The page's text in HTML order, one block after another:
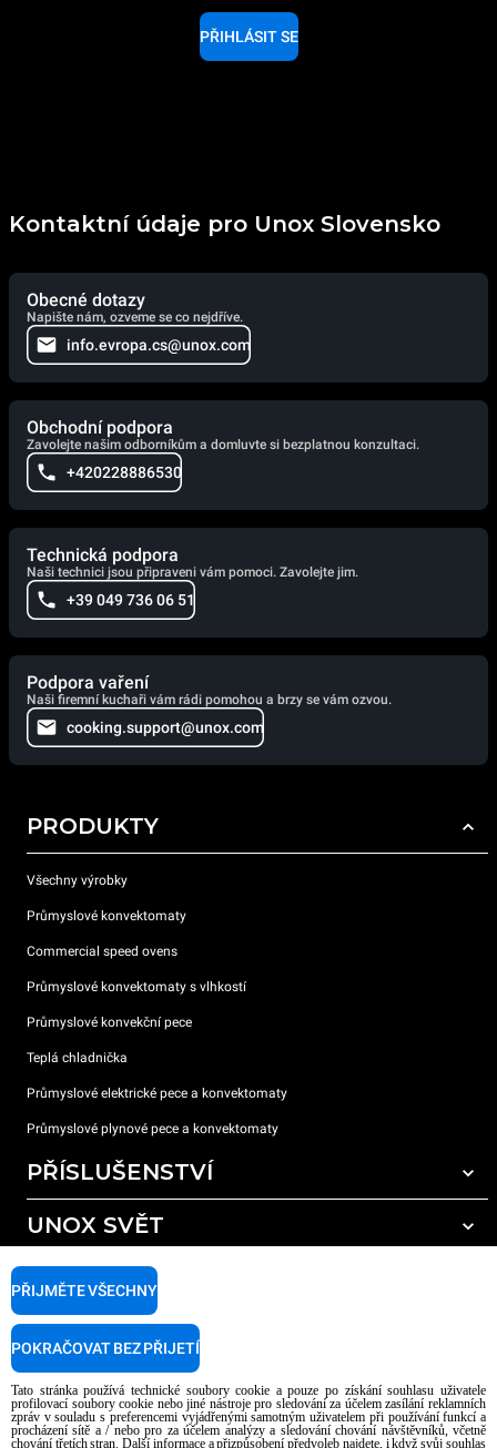
PŘIHLÁSIT SE
Kontaktní údaje pro Unox Slovensko
Obecné dotazy
Napište nám, ozveme se co nejdříve.
info.evropa.cs@unox.com
Obchodní podpora
Zavolejte našim odborníkům a domluvte si bezplatnou konzultaci.
+420228886530
Technická podpora
Naši technici jsou připraveni vám pomoci. Zavolejte jim.
+39 049 736 06 51
Podpora vaření
Naši firemní kuchaři vám rádi pomohou a brzy se vám ozvou.
cooking.support@unox.com
PRODUKTY
Všechny výrobky
Průmyslové konvektomaty
Commercial speed ovens
Průmyslové konvektomaty s vlhkostí
Průmyslové konvekční pece
Teplá chladnička
Průmyslové elektrické pece a konvektomaty
Průmyslové plynové pece a konvektomaty
PŘÍSLUŠENSTVÍ
Všechna příslušenství
Čisticí prostředky pro ruční mytí
Úprava vody pryskyřičnými filtry
Úprava vody reverzní osmózou
UNOX SVĚT
Naše pobočky po celém světě
PODPORA
Najděte Servisní Střediska
AI Content Disclaimer
Privacy policy Cookie policy
Tato stránka používá technické soubory cookie a pouze po získání souhlasu uživatele
profilovací soubory cookie nebo jiné nástroje pro sledování za účelem zasílání reklamních
zpráv v souladu s preferencemi vyjádřenými samotným uživatelem při používání funkcí a
procházení sítě a / nebo pro za účelem analýzy a sledování chování návštěvníků, včetně
chování třetích stran. Další informace a přizpůsobení předvoleb najdete, i když svůj souhlas
PŘIJMĚTE VŠECHNY
POKRAČOVAT BEZ PŘIJETÍ